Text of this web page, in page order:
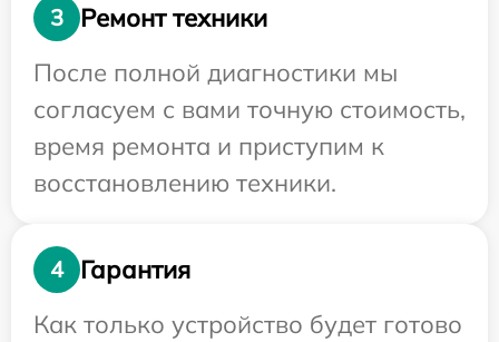
3
Ремонт техники
После полной диагностики мы
согласуем с вами точную стоимость,
время ремонта и приступим к
восстановлению техники.
4
Гарантия
Как только устройство будет готово